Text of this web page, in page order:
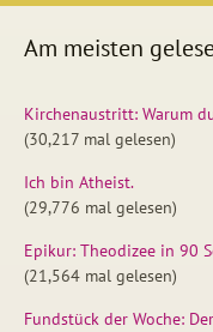
Am meisten
Kirchenaustritt: Warum
(30,217 mal gelesen)
Ich bin Atheist.
(29,776 mal gelesen)
Epikur: Theodizee in 90
(21,564 mal gelesen)
Fundstück der Woche: